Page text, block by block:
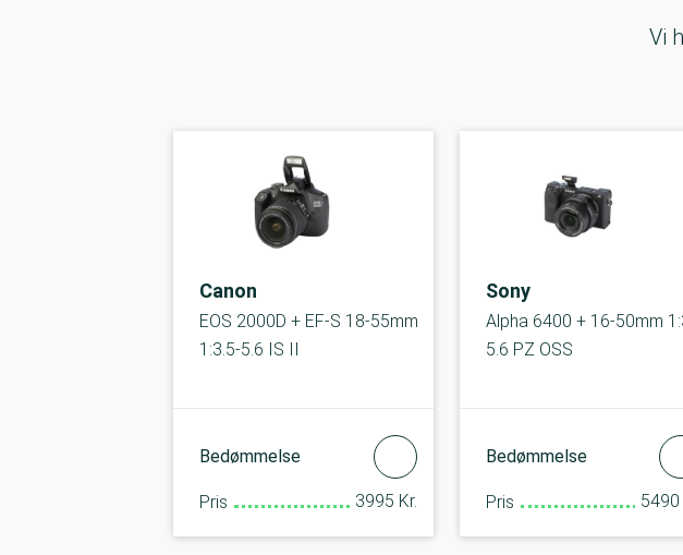
Vi
Canon
EOS 2000D + EF-S 18-55mm
1:3.5-5.6 IS II
Bedømmelse
Pris 3995 Kr.
Sony
Alpha 6400 + 16-50mm
5.6 PZ OSS
Bedømmelse
Pris 5490